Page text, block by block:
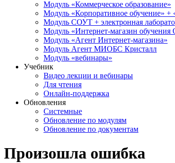
Модуль «Коммерческое образование»
Модуль «Корпоративное обучение»
Модуль СОУТ + электронная
Модуль «Интернет-магазин обучения
Модуль «Агент Интернет-магазина»
Модуль Агент МИОБС Кристалл
Модуль «вебинары»
Учебник
Видео лекции и вебинары
Для чтения
Онлайн-поддержка
Обновления
Системные
Обновление по модулям
Обновление по документам
Произошла ошибка